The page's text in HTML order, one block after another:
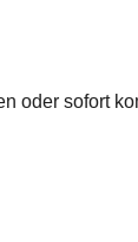
oder sofort